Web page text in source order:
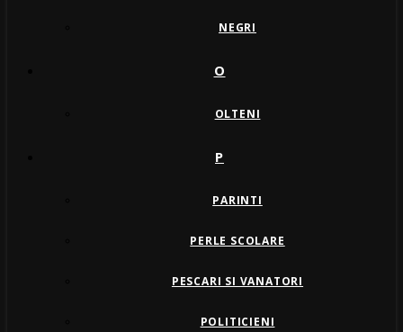
NEGRI
O
OLTENI
P
PARINTI
PERLE SCOLARE
PESCARI SI VANATORI
POLITICIENI